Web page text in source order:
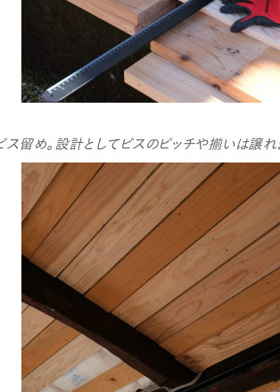
留め。設計としてビスのピッチや揃いは譲れ